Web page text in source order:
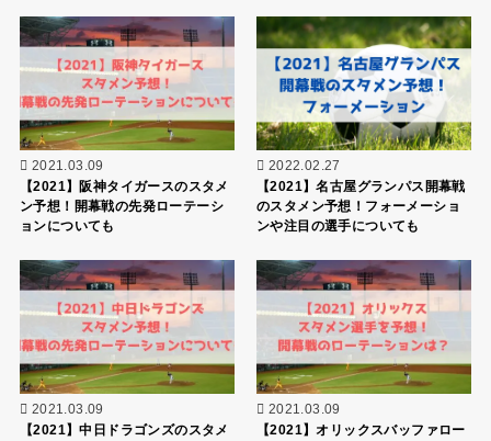
2021.03.09
【2021】阪神タイガースのスタメ
ン予想！開幕戦の先発ローテーシ
ョンについても
2022.02.27
【2021】名古屋グランパス開幕戦
のスタメン予想！フォーメーショ
ンや注目の選手についても
2021.03.09
【2021】中日ドラゴンズのスタメ
2021.03.09
【2021】オリックスバッファロー